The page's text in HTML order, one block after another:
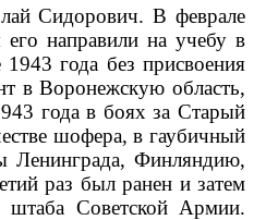
Сидорович. В феврале
направили на учебу в
года без присвоения
в Воронежскую область,
года в боях за Старый
шофера, в гаубичный
Ленинграда, Финляндию,
раз был ранен и затем
Советской Армии.